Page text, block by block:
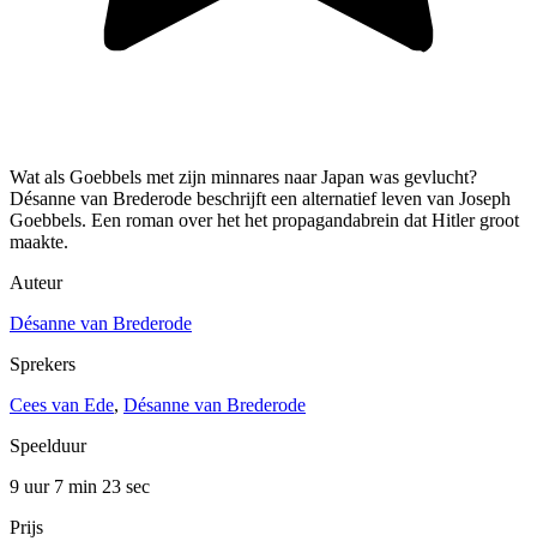
Wat als Goebbels met zijn minnares naar Japan was gevlucht?
Désanne van Brederode beschrijft een alternatief leven van Joseph
Goebbels. Een roman over het het propagandabrein dat Hitler groot
maakte.
Auteur
Désanne van Brederode
Sprekers
Cees van Ede, Désanne van Brederode
Speelduur
9 uur 7 min 23 sec
Prijs